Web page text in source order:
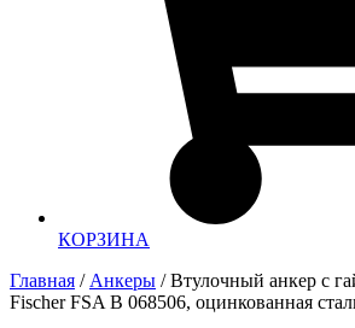
КОРЗИНА
Главная / Анкеры / Втулочный анкер с
Fischer FSA B 068506, оцинкованная